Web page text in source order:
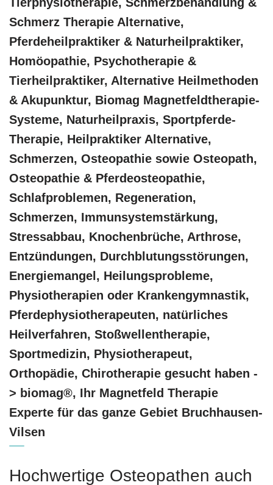
Schmerz Therapie Alternative,
Pferdeheilpraktiker & Naturheilpraktiker,
‎Homöopathie, ‎Psychotherapie &
‎Tierheilpraktiker, Alternative Heilmethoden
& Akupunktur, Biomag Magnetfeldtherapie-
Systeme, Naturheilpraxis, Sportpferde-
Therapie, Heilpraktiker Alternative,
Schmerzen, Osteopathie sowie Osteopath,
Osteopathie & Pferdeosteopathie,
Schlafproblemen, Regeneration,
Schmerzen, Immunsystemstärkung,
Stressabbau, Knochenbrüche, Arthrose,
Entzündungen, Durchblutungsstörungen,
Energiemangel, Heilungsprobleme,
Physiotherapien oder Krankengymnastik,
Pferdephysiotherapeuten, natürliches
Heilverfahren, Stoßwellentherapie,
Sportmedizin, Physiotherapeut,
Orthopädie, Chirotherapie gesucht haben -
> biomag®, Ihr Magnetfeld Therapie
Experte für das ganze Gebiet Bruchhausen-
Vilsen
Hochwertige Osteopathen auch